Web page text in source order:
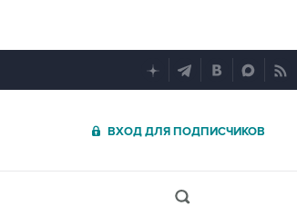
ВХОД ДЛЯ ПОДПИСЧИКОВ